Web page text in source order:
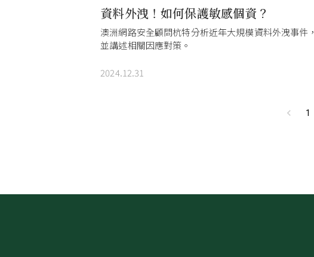
資料外洩！如何保護敏感個資？
澳洲網路安全顧問杭特分析近年大規模資料外洩事件，
並講述相關因應對策。
2024.12.31
1